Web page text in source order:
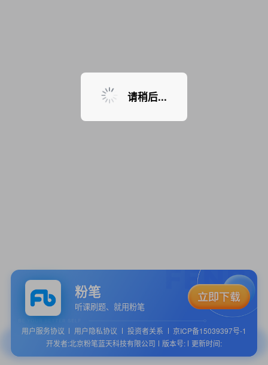
暂无课程，敬请期待
粉笔
听课刷题、就用粉笔
用户服务协议 用户隐私协议 投资者关系
京ICP备15039397号-1
开发者:北京粉笔蓝天科技有限公司
版本号: 更新时间:
请稍后...